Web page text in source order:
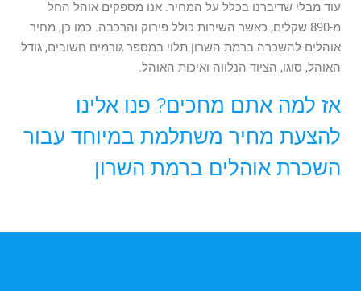
עוד מבלי שדיברנו בכלל על המחיר. אנו מספקים אוהל החל
מ-890 שקלים, כאשר השירות כולל פירוק והרכבה. כמו כן, מחיר
אוהלים להשכרה ברמת השרון תלוי במספר גורמים חשובים, גודל
האוהל, סוגו, הציוד הנלווה ואיכות האוהל.
אז למה אתם מחכים? פנו אלינו
להצעת מחיר משתלמת במיוחד עבור
השכרת אוהלים ברמת השרון